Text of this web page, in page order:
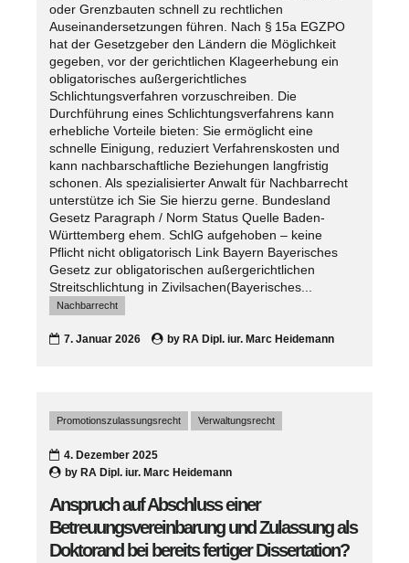
oder Grenzbauten schnell zu rechtlichen
Auseinandersetzungen führen. Nach § 15a EGZPO
hat der Gesetzgeber den Ländern die Möglichkeit
gegeben, vor der gerichtlichen Klageerhebung ein
obligatorisches außergerichtliches
Schlichtungsverfahren vorzuschreiben. Die
Durchführung eines Schlichtungsverfahrens kann
erhebliche Vorteile bieten: Sie ermöglicht eine
schnelle Einigung, reduziert Verfahrenskosten und
kann nachbarschaftliche Beziehungen langfristig
schonen. Als spezialisierter Anwalt für Nachbarrecht
unterstütze ich Sie Sie hierzu gerne. Bundesland
Gesetz Paragraph / Norm Status Quelle Baden-
Württemberg ehem. SchlG aufgehoben – keine
Pflicht nicht obligatorisch Link Bayern Bayerisches
Gesetz zur obligatorischen außergerichtlichen
Streitschlichtung in Zivilsachen(Bayerisches...
Nachbarrecht
7. Januar 2026 by RA Dipl. iur. Marc Heidemann
Promotionszulassungsrecht Verwaltungsrecht
4. Dezember 2025
by RA Dipl. iur. Marc Heidemann
Anspruch auf Abschluss einer
Betreuungsvereinbarung und Zulassung als
Doktorand bei bereits fertiger Dissertation?